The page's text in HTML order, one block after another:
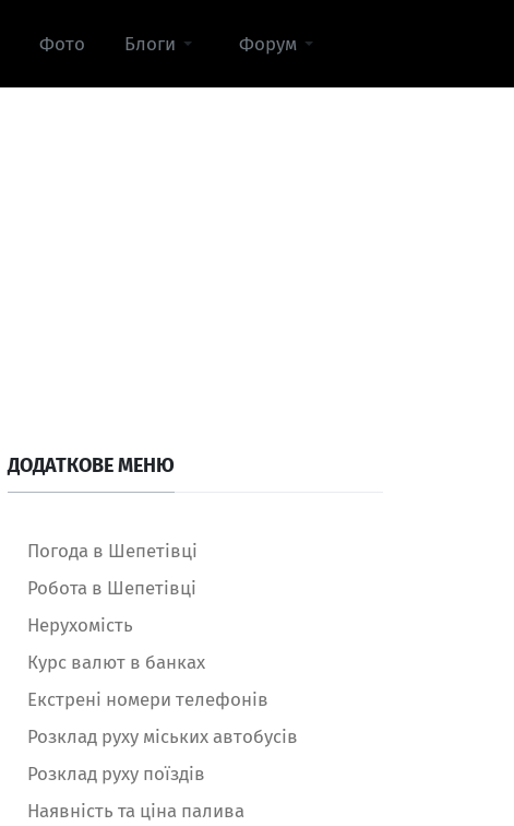
Фото Блоги Форум
ДОДАТКОВЕ МЕНЮ
Погода в Шепетівці
Робота в Шепетівці
Нерухомість
Курс валют в банках
Екстрені номери телефонів
Розклад руху міських автобусів
Розклад руху поїздів
Наявність та ціна палива